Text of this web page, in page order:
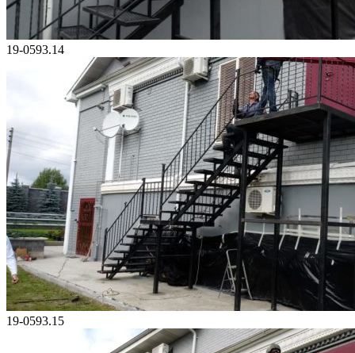
19-0593.14
19-0593.15